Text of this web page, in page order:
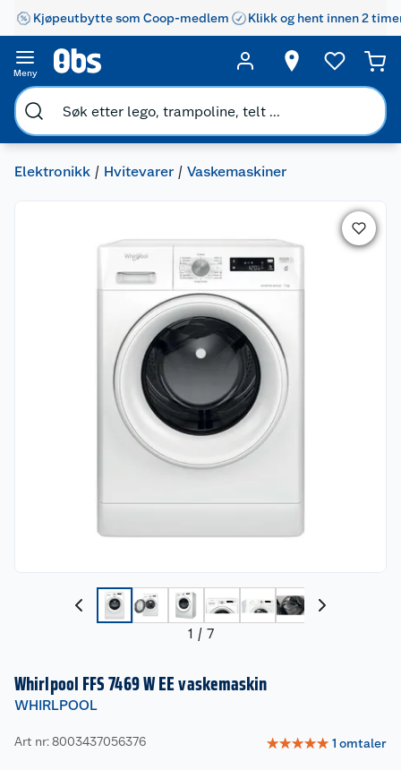
Kjøpeutbytte som Coop-medlem Klikk og hent innen 2
Meny
Elektronikk Hvitevarer Vaskemaskiner
1 / 7
Whirlpool FFS 7469 W EE vaskemaskin
WHIRLPOOL
Art nr: 8003437056376 ☆☆☆☆☆ 1 omtaler